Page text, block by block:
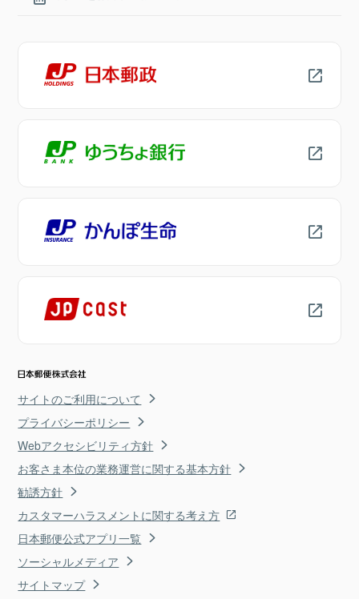
サイトのご利用について
プライバシーポリシー
Webアクセシビリティ方針
お客さま本位の業務運営に関する基本方針
勧誘方針
カスタマーハラスメントに関する考え方
日本郵便公式アプリ一覧
ソーシャルメディア
サイトマップ